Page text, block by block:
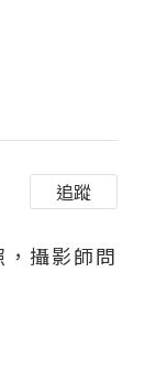
追蹤
攝影師問